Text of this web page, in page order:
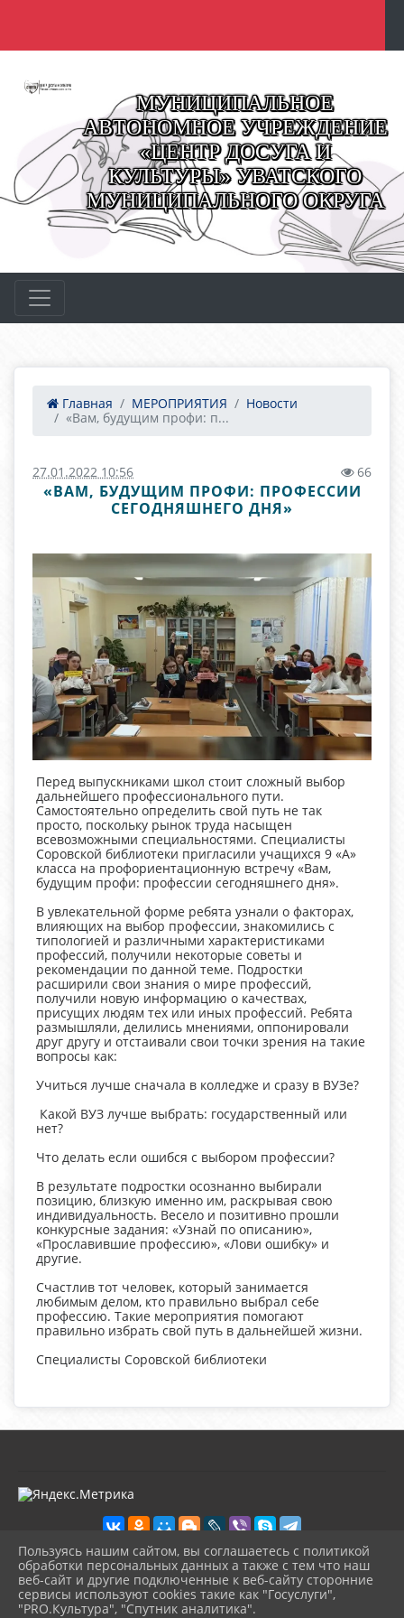
МУНИЦИПАЛЬНОЕ
АВТОНОМНОЕ УЧРЕЖДЕНИЕ
«ЦЕНТР ДОСУГА И
КУЛЬТУРЫ» УВАТСКОГО
МУНИЦИПАЛЬНОГО ОКРУГА
Главная МЕРОПРИЯТИЯ
Новости
«Вам, будущим профи: п...
27.01.2022 10:56 66
«ВАМ, БУДУЩИМ ПРОФИ: ПРОФЕССИИ
СЕГОДНЯШНЕГО ДНЯ»
Перед выпускниками школ стоит сложный выбор
дальнейшего профессионального пути.
Самостоятельно определить свой путь не так
просто, поскольку рынок труда насыщен
всевозможными специальностями. Специалисты
Соровской библиотеки пригласили учащихся 9 «А»
класса на профориентационную встречу «Вам,
будущим профи: профессии сегодняшнего дня».
В увлекательной форме ребята узнали о факторах,
влияющих на выбор профессии, знакомились с
типологией и различными характеристиками
профессий, получили некоторые советы и
рекомендации по данной теме. Подростки
расширили свои знания о мире профессий,
получили новую информацию о качествах,
присущих людям тех или иных профессий. Ребята
размышляли, делились мнениями, оппонировали
друг другу и отстаивали свои точки зрения на такие
вопросы как:
Учиться лучше сначала в колледже и сразу в ВУЗе?
Какой ВУЗ лучше выбрать: государственный или
нет?
Что делать если ошибся с выбором профессии?
В результате подростки осознанно выбирали
позицию, близкую именно им, раскрывая свою
индивидуальность. Весело и позитивно прошли
конкурсные задания: «Узнай по описанию»,
«Прославившие профессию», «Лови ошибку» и
другие.
Счастлив тот человек, который занимается
любимым делом, кто правильно выбрал себе
профессию. Такие мероприятия помогают
правильно избрать свой путь в дальнейшей жизни.
Специалисты Соровской библиотеки
2026 г. kultura-uvat.ru
Вход
Пользуясь нашим сайтом, вы соглашаетесь с политикой
обработки персональных данных а также с тем что наш
веб-сайт и другие подключенные к веб-сайту сторонние
сервисы используют cookies такие как "Госуслуги",
"PRO.Культура", "Спутник аналитика".